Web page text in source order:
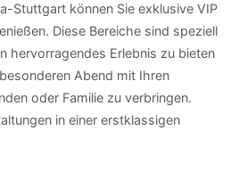
Stuttgart können Sie exklusive VIP
Diese Bereiche sind speziell
hervorragendes Erlebnis zu bieten
Abend mit Ihren
oder Familie zu verbringen.
in einer erstklassigen